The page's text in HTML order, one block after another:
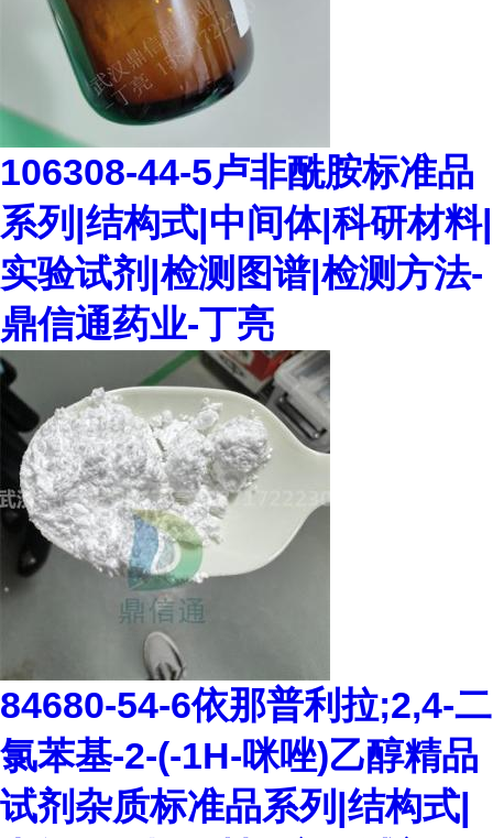
106308-44-5卢非酰胺标准品
系列|结构式|中间体|科研材料|
实验试剂|检测图谱|检测方法-
鼎信通药业-丁亮
84680-54-6依那普利拉;2,4-二
氯苯基-2-(-1H-咪唑)乙醇精品
试剂杂质标准品系列|结构式|